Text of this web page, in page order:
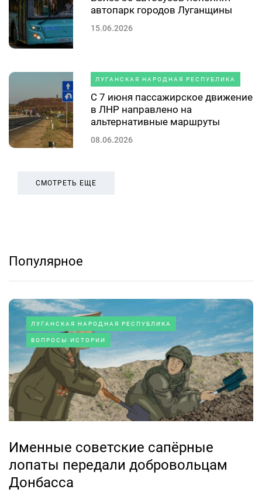
автопарк городов Луганщины
15.06.2026
ЛУГАНСКАЯ НАРОДНАЯ РЕСПУБЛИКА
С 7 июня пассажирское движение
в ЛНР направлено на
альтернативные маршруты
08.06.2026
СМОТРЕТЬ ЕЩЕ
Популярное
ЛУГАНСКАЯ НАРОДНАЯ РЕСПУБЛИКА
ВОПРОСЫ ИСТОРИИ
Именные советские сапёрные
лопаты передали добровольцам
Донбасса